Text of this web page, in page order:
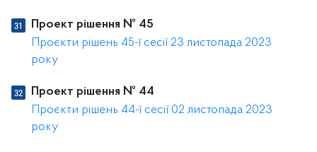
Проект рішення № 45
Проєкти рішень 45-ї сесії 23 листопада 2023
року
Проект рішення № 44
Проєкти рішень 44-ї сесії 02 листопада 2023
року